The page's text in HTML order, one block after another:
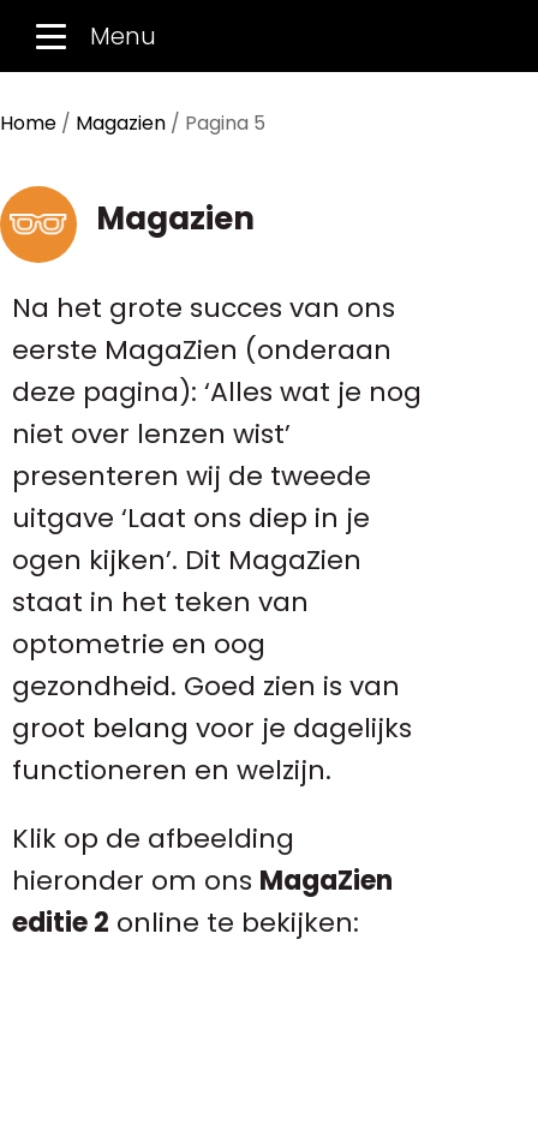
Menu
Home / Magazien / Pagina 5
Magazien
Na het grote succes van ons
eerste MagaZien (onderaan
deze pagina): ‘Alles wat je nog
niet over lenzen wist’
presenteren wij de tweede
uitgave ‘Laat ons diep in je
ogen kijken’. Dit MagaZien
staat in het teken van
optometrie en oog
gezondheid. Goed zien is van
groot belang voor je dagelijks
functioneren en welzijn.
Klik op de afbeelding
hieronder om ons MagaZien
editie 2 online te bekijken: